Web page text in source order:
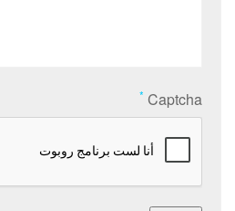
Captcha
*